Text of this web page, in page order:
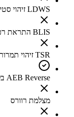
LDWS זיהוי סטיה מנתיב
BLIS התראת רכב בשטח מת
TSR זיהוי תמרורי תנועה
AEB Reverse בלימה אוטונומית בנסיעה לאחור
מצלמת רוורס